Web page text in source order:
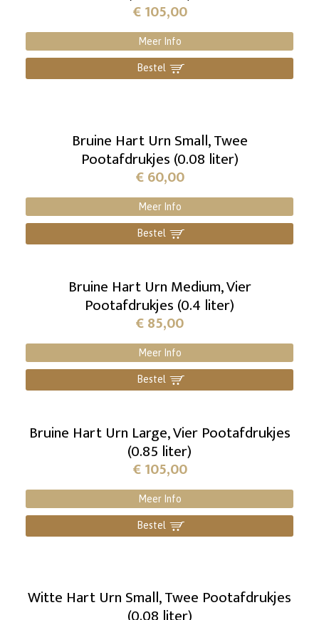
€105,00
Meer Info
Bestel ]
Bruine Hart Urn Small, Twee
Pootafdrukjes (0.08 liter)
€60,00
Meer Info
Bestel ]
Bruine Hart Urn Medium, Vier
Pootafdrukjes (0.4 liter)
€85,00
Meer Info
Bestel ]
Bruine Hart Urn Large, Vier Pootafdrukjes
(0.85 liter)
€105,00
Meer Info
Bestel ]
Witte Hart Urn Small, Twee Pootafdrukjes